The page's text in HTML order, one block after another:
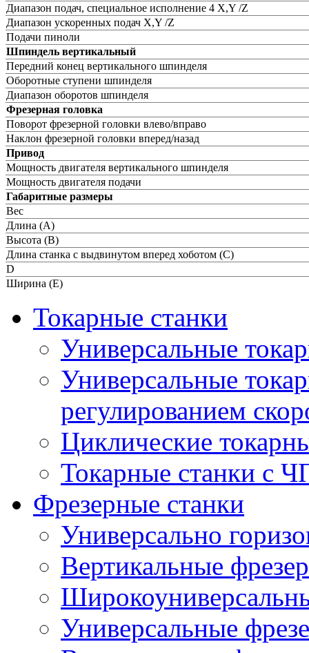
Диапазон подач, специальное исполнение 4 X,Y /Z
Диапазон ускоренных подач X,Y /Z
Подачи пиноли
Шпиндель вертикальный
Передний конец вертикального шпинделя
Оборотные ступени шпинделя
Диапазон оборотов шпинделя
Фрезерная головка
Поворот фрезерной головки влево/вправо
Наклон фрезерной головки вперед/назад
Привод
Мощность двигателя вертикального шпинделя
Мощность двигателя подачи
Габаритные размеры
Вес
Длина (А)
Высота (B)
Длина станка с выдвинутом вперед хоботом (С)
D
Ширина (Е)
Токарные станки
Универсальные
Универсальные
регулированием
Циклические
Токарные станки с
Фрезерные станки
Универсально
Вертикальные
Универсальные